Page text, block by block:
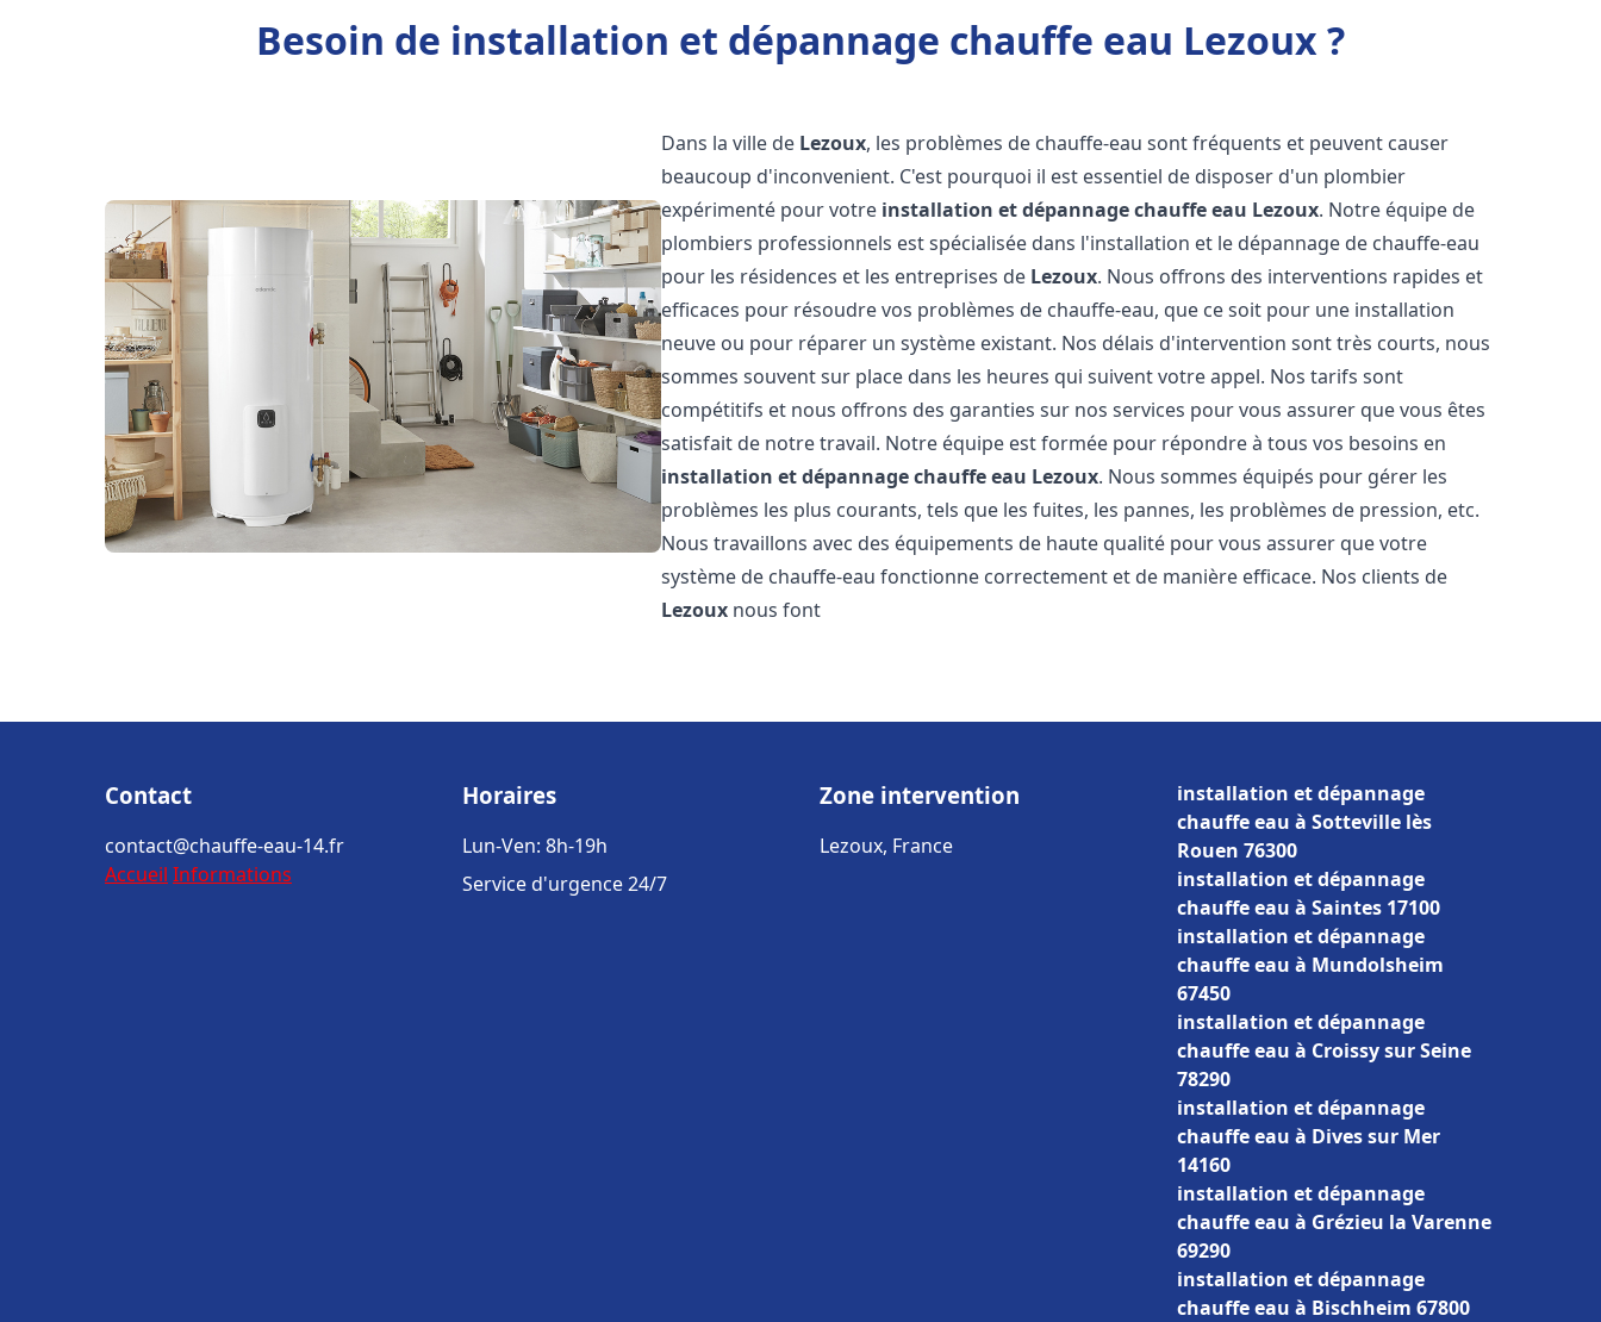
Besoin de installation et dépannage chauffe eau Lezoux ?
Dans la ville de Lezoux, les problèmes de chauffe-eau sont fréquents et peuvent causer
beaucoup d'inconvenient. C'est pourquoi il est essentiel de disposer d'un plombier
expérimenté pour votre installation et dépannage chauffe eau Lezoux. Notre équipe de
plombiers professionnels est spécialisée dans l'installation et le dépannage de chauffe-eau
pour les résidences et les entreprises de Lezoux. Nous offrons des interventions rapides et
efficaces pour résoudre vos problèmes de chauffe-eau, que ce soit pour une installation
neuve ou pour réparer un système existant. Nos délais d'intervention sont très courts, nous
sommes souvent sur place dans les heures qui suivent votre appel. Nos tarifs sont
compétitifs et nous offrons des garanties sur nos services pour vous assurer que vous êtes
satisfait de notre travail. Notre équipe est formée pour répondre à tous vos besoins en
installation et dépannage chauffe eau Lezoux. Nous sommes équipés pour gérer les
problèmes les plus courants, tels que les fuites, les pannes, les problèmes de pression, etc.
Nous travaillons avec des équipements de haute qualité pour vous assurer que votre
système de chauffe-eau fonctionne correctement et de manière efficace. Nos clients de
Lezoux nous font
Contact
contact@chauffe-eau-14.fr
Accueil Informations
Horaires
Lun-Ven: 8h-19h
Service d'urgence 24/7
Zone intervention
Lezoux, France
installation et dépannage
chauffe eau à Sotteville lès
Rouen 76300
installation et dépannage
chauffe eau à Saintes 17100
installation et dépannage
chauffe eau à Mundolsheim
67450
installation et dépannage
chauffe eau à Croissy sur Seine
78290
installation et dépannage
chauffe eau à Dives sur Mer
14160
installation et dépannage
chauffe eau à Grézieu la Varenne
69290
installation et dépannage
chauffe eau à Bischheim 67800